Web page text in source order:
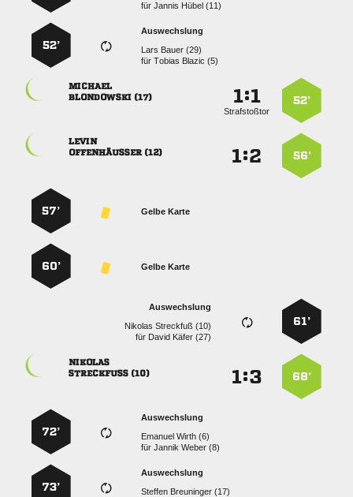
für  
Auswechslung
  
für  
52’
52’
:
Strafstoßtor

 
56’
:

 
Gelbe Karte
57’
Gelbe Karte
60’
61’
Auswechslung
  
für   
68’
:

 
Auswechslung
  
für  
72’
Auswechslung
  
73’